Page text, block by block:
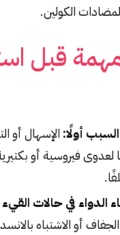
الكولين.
قبل
أولًا: الإسهال أو
فيروسية أو
الدواء في حالات
أو الاشتباه